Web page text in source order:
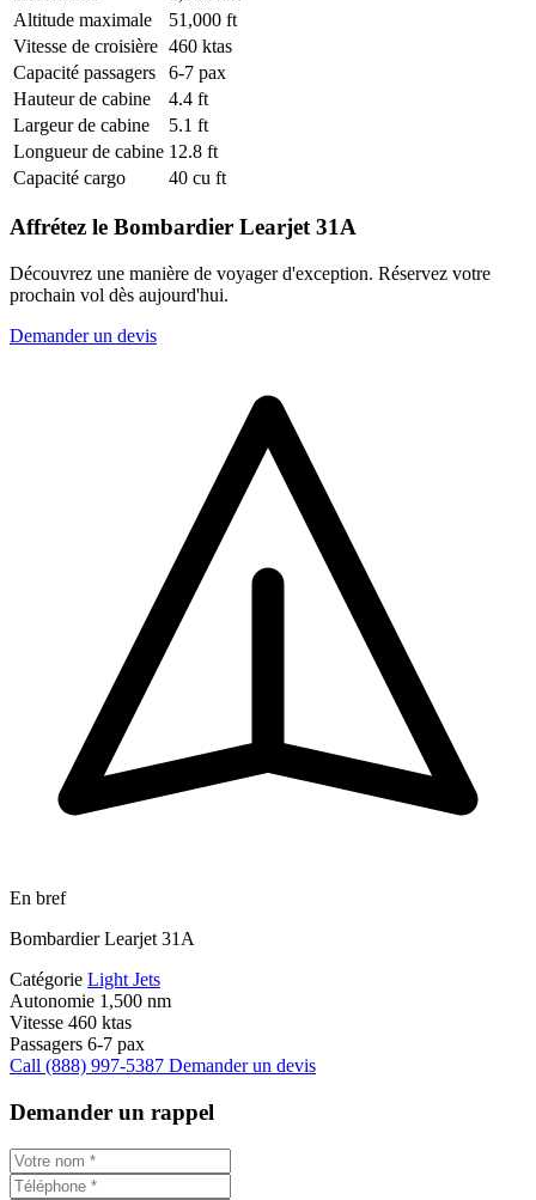
Altitude maximale
51,000 ft
Vitesse de croisière 460 ktas
Capacité passagers
6-7 pax
Hauteur de cabine
4.4 ft
Largeur de cabine
5.1 ft
Longueur de cabine 12.8 ft
Capacité cargo
40 cu ft
Affrétez le Bombardier Learjet 31A
Découvrez une manière de voyager d'exception. Réservez votre
prochain vol dès aujourd'hui.
Demander un devis
En bref
Bombardier Learjet 31A
Catégorie Light Jets
Autonomie 1,500 nm
Vitesse 460 ktas
Passagers 6-7 pax
Call (888) 997-5387 Demander un devis
Demander un rappel